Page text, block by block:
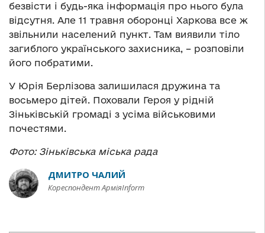
безвісти і будь-яка інформація про нього була
відсутня. Але 11 травня оборонці Харкова все ж
звільнили населений пункт. Там виявили тіло
загиблого українського захисника, – розповіли
його побратими.
У Юрія Берлізова залишилася дружина та
восьмеро дітей. Поховали Героя у рідній
Зіньківській громаді з усіма військовими
почестями.
Фото: Зіньківська міська рада
ДМИТРО ЧАЛИЙ
Кореспондент АрміяInform